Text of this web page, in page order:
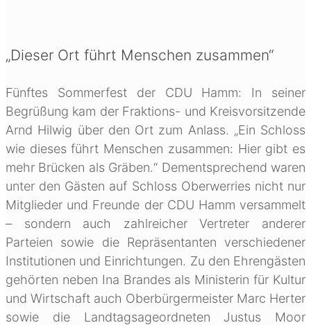
„Dieser Ort führt Menschen zusammen“
Fünftes Sommerfest der CDU Hamm: In seiner
Begrüßung kam der Fraktions- und Kreisvorsitzende
Arnd Hilwig über den Ort zum Anlass. „Ein Schloss
wie dieses führt Menschen zusammen: Hier gibt es
mehr Brücken als Gräben.“ Dementsprechend waren
unter den Gästen auf Schloss Oberwerries nicht nur
Mitglieder und Freunde der CDU Hamm versammelt
– sondern auch zahlreicher Vertreter anderer
Parteien sowie die Repräsentanten verschiedener
Institutionen und Einrichtungen. Zu den Ehrengästen
gehörten neben Ina Brandes als Ministerin für Kultur
und Wirtschaft auch Oberbürgermeister Marc Herter
sowie die Landtagsageordneten Justus Moor